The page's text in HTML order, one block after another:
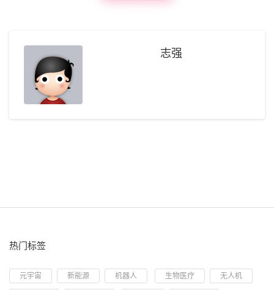
志强
热门标签
元宇宙 新能源 机器人 生物医疗 无人机